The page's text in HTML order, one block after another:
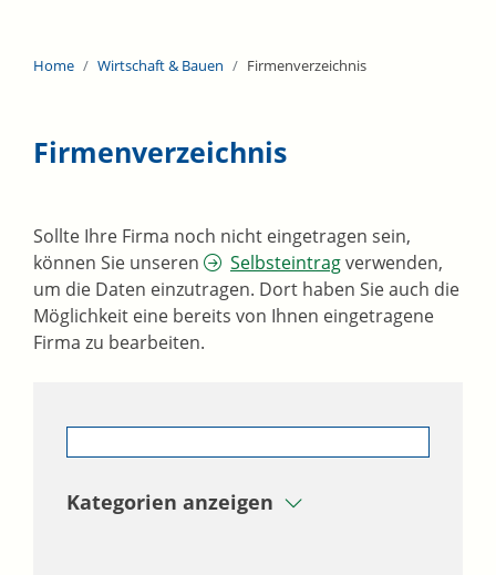
Home Wirtschaft & Bauen Firmenverzeichnis
Firmenverzeichnis
Sollte Ihre Firma noch nicht eingetragen sein,
können Sie unseren
Selbsteintragverwenden,
um die Daten einzutragen. Dort haben Sie auch die
Möglichkeit eine bereits von Ihnen eingetragene
Firma zu bearbeiten.
Kategorien anzeigen